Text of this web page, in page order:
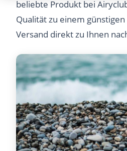
beliebte Produkt bei
Qualität zu einem
Versand direkt zu Ihnen